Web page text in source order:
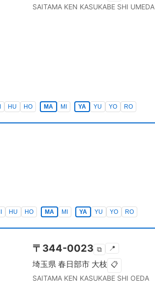
SAITAMA KEN KASUKABE SHI UMEDA
HU HO MA MI YA YU YO RO
HU HO MA MI YA YU YO RO
〒 344-0023 ⧉ 📍
埼玉県 春日部市 大枝 📋
SAITAMA KEN KASUKABE SHI OEDA